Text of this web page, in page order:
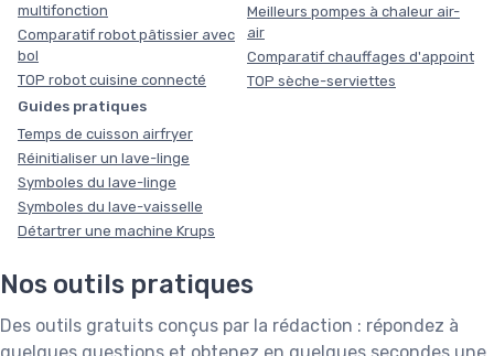
multifonction
Comparatif robot pâtissier avec
bol
TOP robot cuisine connecté
Meilleurs pompes à chaleur air-
air
Comparatif chauffages d'appoint
TOP sèche-serviettes
Guides pratiques
Temps de cuisson airfryer
Réinitialiser un lave-linge
Symboles du lave-linge
Symboles du lave-vaisselle
Détartrer une machine Krups
Nos outils pratiques
Des outils gratuits conçus par la rédaction : répondez à